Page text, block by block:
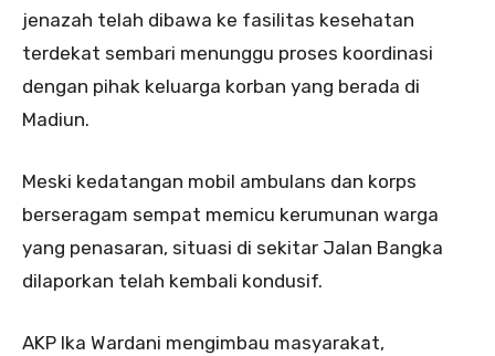
jenazah telah dibawa ke fasilitas kesehatan
terdekat sembari menunggu proses koordinasi
dengan pihak keluarga korban yang berada di
Madiun.
Meski kedatangan mobil ambulans dan korps
berseragam sempat memicu kerumunan warga
yang penasaran, situasi di sekitar Jalan Bangka
dilaporkan telah kembali kondusif.
AKP Ika Wardani mengimbau masyarakat,